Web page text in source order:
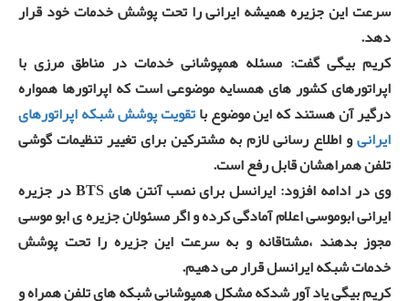
سرعت این جزیره همیشه ایرانی را تحت پوشش خدمات خود قرار
دهد.
کریم بیگی گفت: مسئله همپوشانی خدمات در مناطق مرزی با
اپراتورهای کشور های همسایه موضوعی است که اپراتورها همواره
درگیر آن هستند که این موضوع باتقویت پوشش شبکه اپراتورهای
ایرانیو اطلاع رسانی لازم به مشترکین برای تغییر تنظیمات گوشی
تلفن همراهشان قابل رفع است.
وی در ادامه افزود: ایرانسل برای نصب آنتن های BTS در جزیره
ایرانی ابوموسی اعلام آمادگی کرده و اگر مسئولان جزیره ی ابو موسی
مجوز بدهند ،مشتاقانه و به سرعت این جزیره را تحت پوشش
خدمات شبکه ایرانسل قرار می دهیم.
کریم بیگی یاد آور شدکه مشکل همپوشانی شبکه های تلفن همراه و